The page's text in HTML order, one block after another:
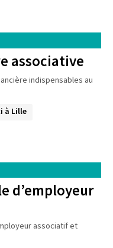
associative
indispensables au
à Lille
d’employeur
associatif et